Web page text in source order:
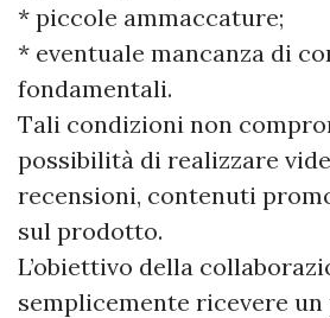
* piccole ammaccature;
* eventuale mancanza di
fondamentali.
Tali condizioni non
possibilità di realizzare
recensioni, contenuti
sul prodotto.
L’obiettivo della
semplicemente ricevere